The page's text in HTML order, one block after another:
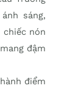
sáng,
nón
đậm
điểm